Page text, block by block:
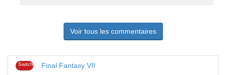
Voir tous les commentaires
Switch Final Fantasy VII